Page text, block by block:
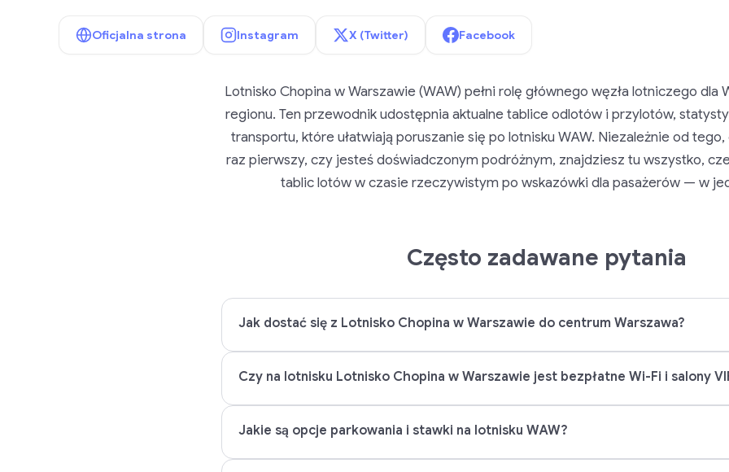
Oficjalna strona Instagram X (Twitter) Facebook
Lotnisko Chopina w Warszawie (WAW) pełni rolę głównego węzła lotniczego dla
regionu. Ten przewodnik udostępnia aktualne tablice odlotów i przylotów,
transportu, które ułatwiają poruszanie się po lotnisku WAW. Niezależnie od
raz pierwszy, czy jesteś doświadczonym podróżnym, znajdziesz tu wszystko,
tablic lotów w czasie rzeczywistym po wskazówki dla pasażerów — w
Często zadawane pytania
Jak dostać się z Lotnisko Chopina w Warszawie do centrum Warszawa?
Czy na lotnisku Lotnisko Chopina w Warszawie jest bezpłatne Wi-Fi i salony
Jakie są opcje parkowania i stawki na lotnisku WAW?